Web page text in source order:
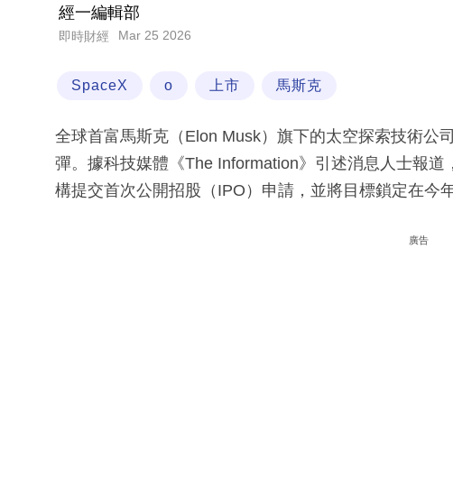
經一編輯部
即時財經 Mar 25 2026
SpaceX o 上市 馬斯克
全球首富馬斯克（Elon Musk）旗下的太空探索技術公
彈。據科技媒體《The Information》引述消息人士報
構提交首次公開招股（IPO）申請，並將目標鎖定在今
廣告